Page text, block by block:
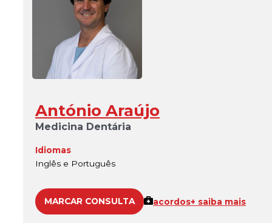
António Araújo
Medicina Dentária
Idiomas
Inglês e Português
MARCAR CONSULTA acordos+ saiba mais